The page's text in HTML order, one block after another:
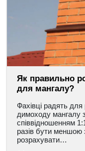
Як правильно
для мангалу?
Фахівці радять
димоходу мангалу
співвідношенням
разів бути меншою
розрахувати…